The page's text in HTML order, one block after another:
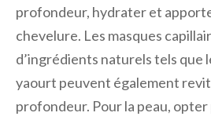
profondeur, hydrater et
chevelure. Les masques
d’ingrédients naturels tels que
yaourt peuvent également
profondeur. Pour la peau,